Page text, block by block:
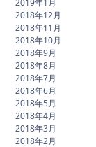
2019年1月
2018年12月
2018年11月
2018年10月
2018年9月
2018年8月
2018年7月
2018年6月
2018年5月
2018年4月
2018年3月
2018年2月